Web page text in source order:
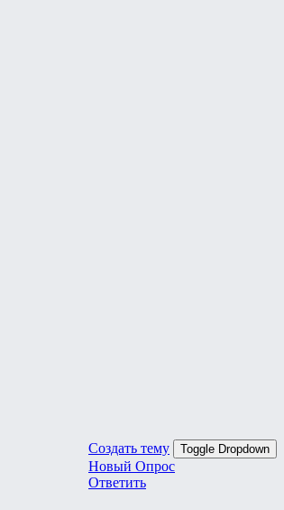
Создать тему Toggle Dropdown
Новый Опрос
Ответить